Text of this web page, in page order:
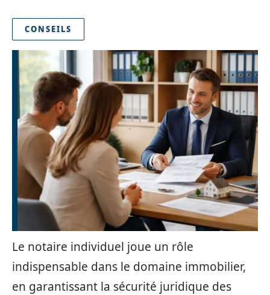
CONSEILS
Le notaire individuel joue un rôle
indispensable dans le domaine immobilier,
en garantissant la sécurité juridique des